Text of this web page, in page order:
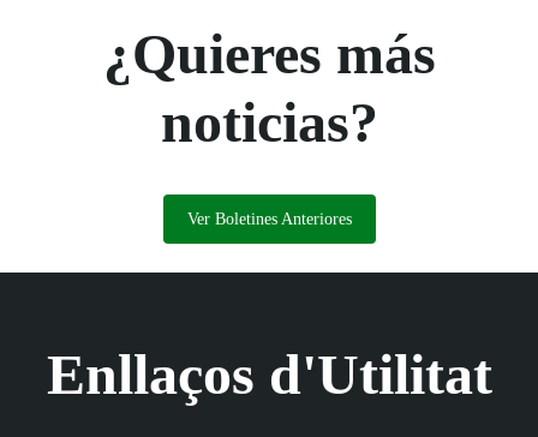
¿Quieres más
noticias?
Ver Boletines Anteriores
Enllaços d'Utilitat